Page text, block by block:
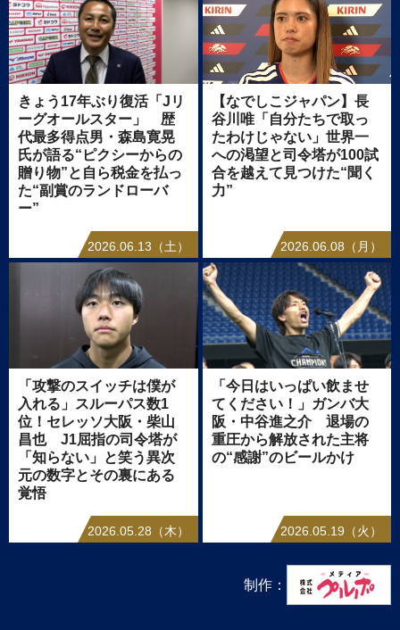
きょう17年ぶり復活「Jリ
ーグオールスター」 歴
代最多得点男・森島寛晃
氏が語る“ピクシーからの
贈り物”と自ら税金を払っ
た“副賞のランドローバ
ー”
2026.06.13（土）
【なでしこジャパン】長
谷川唯「自分たちで取っ
たわけじゃない」世界一
への渇望と司令塔が100試
合を越えて見つけた“聞く
力”
2026.06.08（月）
「攻撃のスイッチは僕が
入れる」スルーパス数1
位！セレッソ大阪・柴山
昌也 J1屈指の司令塔が
「知らない」と笑う異次
元の数字とその裏にある
覚悟
2026.05.28（木）
「今日はいっぱい飲ませ
てください！」ガンバ大
阪・中谷進之介 退場の
重圧から解放された主将
の“感謝”のビールかけ
2026.05.19（火）
制作：